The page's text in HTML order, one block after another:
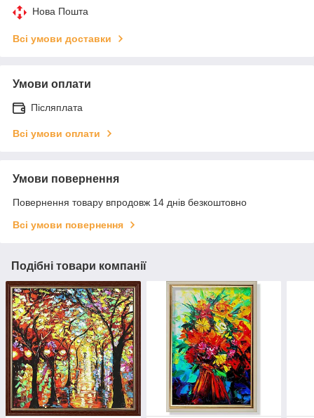
Нова Пошта
Всі умови доставки
Умови оплати
Післяплата
Всі умови оплати
Умови повернення
Повернення товару впродовж 14 днів безкоштовно
Всі умови повернення
Подібні товари компанії